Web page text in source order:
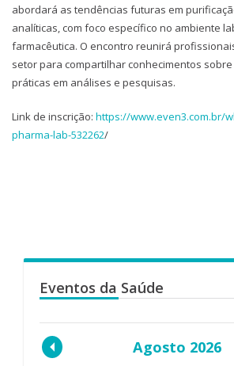
abordará as tendências futuras em
analíticas, com foco específico no ambiente
farmacêutica. O encontro reunirá
setor para compartilhar conhecimentos
práticas em análises e pesquisas.
Link de inscrição: https://www.even3.com.br/
pharma-lab-532262/
Eventos da Saúde
Agosto 2026